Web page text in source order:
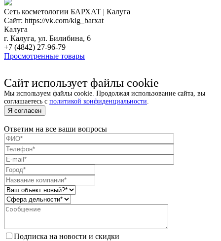
Сеть косметологии БАРХАТ | Калуга
Сайт: https://vk.com/klg_barxat
Калуга
г. Калуга, ул. Билибина, 6
+7 (4842) 27-96-79
Просмотренные товары
Сайт использует файлы cookie
Мы используем файлы cookie. Продолжая использование сайта, вы
соглашаетесь с политикой конфиденциальности
Я согласен
Ответим на все ваши вопросы
Подписка на новости и скидки